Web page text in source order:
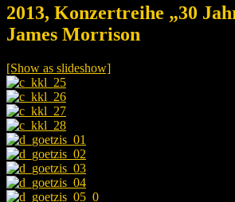
2013, Konzertreihe „30
James Morrison
[Show as slideshow]